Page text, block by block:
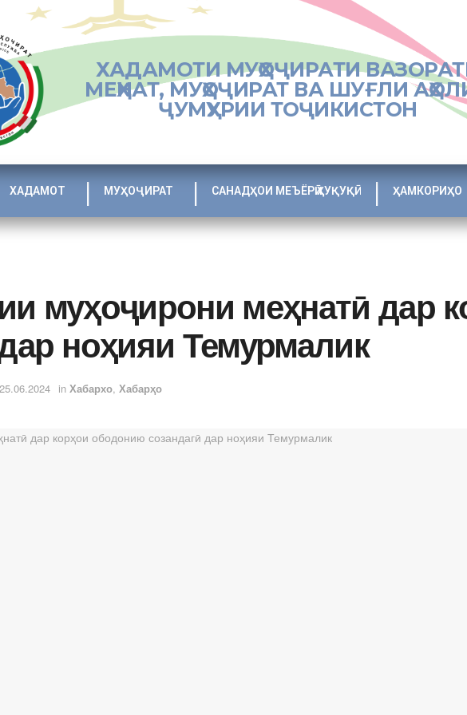
ХАДАМОТИ МУҲОҶИРАТИ
МЕҲНАТ, МУҲОҶИРАТ ВА ШУҒЛИ
ҶУМҲУРИИ ТОҶИКИСТОН
ХАДАМОТ МУҲОҶИРАТ САНАДҲОИ МЕЪЁРӢ ҲУҚУҚӢ ҲАМКОРИҲО
муҳоҷирони меҳнатӣ дар
ноҳияи Темурмалик
25.06.2024 in Хабархо, Хабарҳо